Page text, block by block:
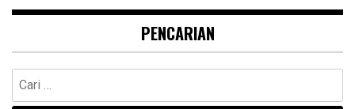
PENCARIAN
Cari
untuk: